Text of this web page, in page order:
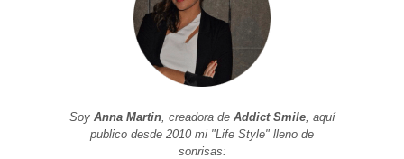
Soy Anna Martin, creadora de Addict Smile, aquí
publico desde 2010 mi "Life Style" lleno de
sonrisas:
base a cómo